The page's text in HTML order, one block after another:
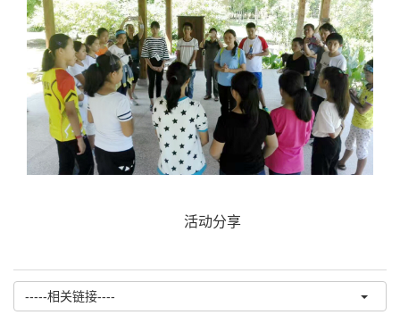
活动分享
-----相关链接----